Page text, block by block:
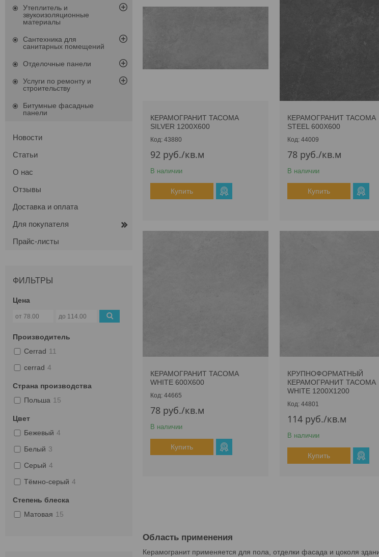
КЕРАМОГРАНИТ TACOMA
SILVER 1200Х600
43880
92 руб./кв.м
В наличии
Купить
КЕРАМОГРАНИТ TACOMA
STEEL 600Х600
44009
78 руб./кв.м
В наличии
Купить
КЕРАМОГРАНИТ TACOMA
WHITE 600Х600
44665
78 руб./кв.м
В наличии
Купить
КРУПНОФОРМАТНЫЙ
КЕРАМОГРАНИТ TACOMA
WHITE 1200Х1200
44801
114 руб./кв.м
В наличии
Купить
Область применения
Керамогранит применяется для пола, отделки фасада и цоколя
Утеплитель и
звукоизоляционные
материалы
Сантехника для
санитарных помещений
Отделочные панели
Услуги по ремонту и
строительству
Битумные фасадные
панели
Новости
Статьи
О нас
Отзывы
Доставка и оплата
Для покупателя
Прайс-листы
ФИЛЬТРЫ
Цена
Производитель
Cerrad 11
cerrad 4
Страна производства
Польша 15
Цвет
Бежевый 4
Белый 3
Серый 4
Тёмно-серый 4
Степень блеска
Матовая 15